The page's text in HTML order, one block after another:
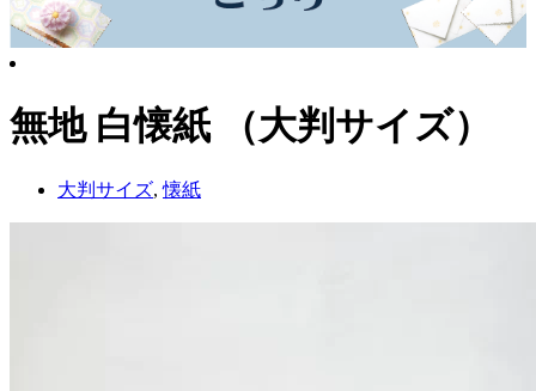
無地 白懐紙 （大判サイズ）
大判サイズ,懐紙